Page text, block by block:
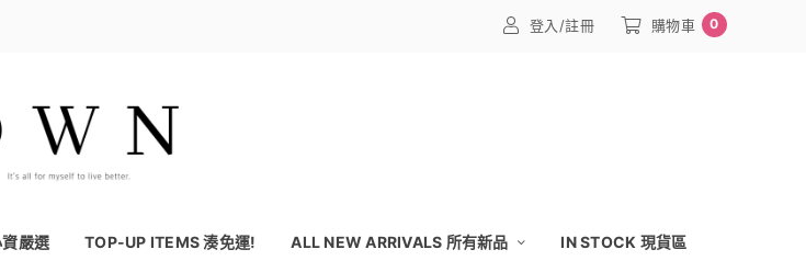
登入/註冊 購物車 0
嚴選 TOP-UP ITEMS 湊免運! ALL NEW ARRIVALS 所有新品 IN STOCK 現貨區